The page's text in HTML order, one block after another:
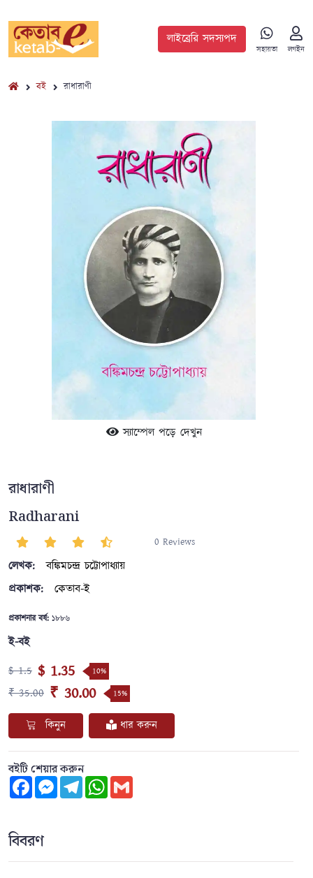
লাইব্রেরি সদস্যপদ
সহায়তা লগইন
বই রাধারাণী
স্যাম্পেল পড়ে দেখুন
রাধারাণী
Radharani
0 Reviews
লেখক:
বঙ্কিমচন্দ্র চট্টোপাধ্যায়
প্রকাশক:
কেতাব-ই
প্রকাশনার বর্ষ: ১৮৮৬
ই-বই
$ 1.5 $ 1.35 10%
₹ 35.00 ₹ 30.00 15%
কিনুন ধার করুন
বইটি শেয়ার করুন
FacebookMessengerTelegramWhatsApp
বিবরণ